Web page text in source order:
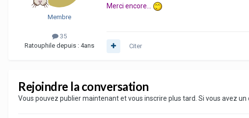
Membre
35
Ratouphile depuis : 4ans
Merci encore...
Citer
Rejoindre la conversation
Vous pouvez publier maintenant et vous inscrire plus tard. Si vous avez un